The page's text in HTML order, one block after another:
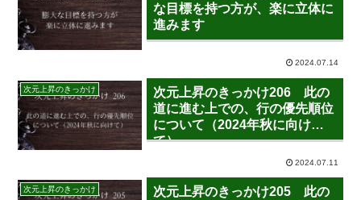
な目標を持つ方が、楽に立体に
進みます
2024.07.14
次元上昇のきっかけ
次元上昇のきっかけ206 此の
道に進む上での、行の優先順位
について（2024年秋に向け
て）
2024.07.11
次元上昇のきっかけ
次元上昇のきっかけ205 此の